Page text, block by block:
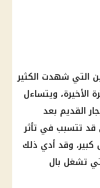
التي شهدت الكثير
الأخيرة، ويتساءل
القديم بعد
في عام 2027، والتي قد تتسبب في تأثر
وقد أدي ذلك
تشغل بال